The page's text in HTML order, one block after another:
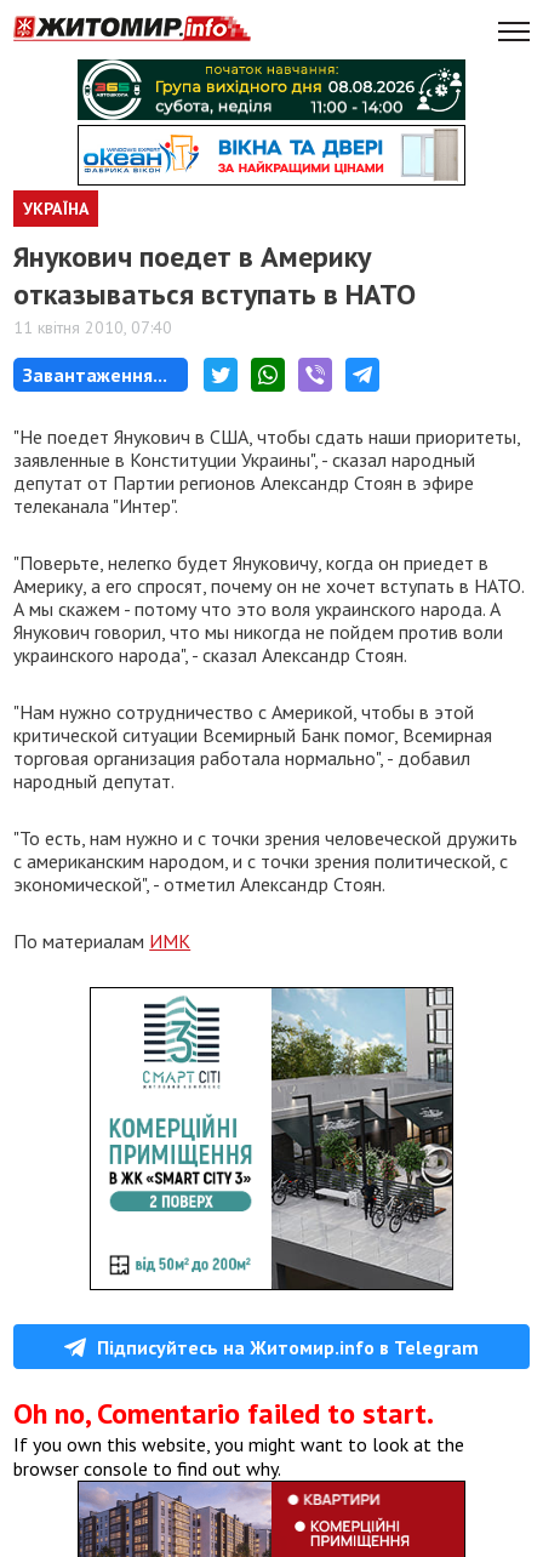
УКРАЇНА
Янукович поедет в Америку
отказываться вступать в НАТО
11 квітня 2010, 07:40
Завантаження...
"Не поедет Янукович в США, чтобы сдать наши приоритеты,
заявленные в Конституции Украины", - сказал народный
депутат от Партии регионов Александр Стоян в эфире
телеканала "Интер".
"Поверьте, нелегко будет Януковичу, когда он приедет в
Америку, а его спросят, почему он не хочет вступать в НАТО.
А мы скажем - потому что это воля украинского народа. А
Янукович говорил, что мы никогда не пойдем против воли
украинского народа", - сказал Александр Стоян.
"Нам нужно сотрудничество с Америкой, чтобы в этой
критической ситуации Всемирный Банк помог, Всемирная
торговая организация работала нормально", - добавил
народный депутат.
"То есть, нам нужно и с точки зрения человеческой дружить
с американским народом, и с точки зрения политической, с
экономической", - отметил Александр Стоян.
По материалам ИМК
Підписуйтесь на Житомир.info в Telegram
Oh no, Comentario failed to start.
If you own this website, you might want to look at the
browser console to find out why.